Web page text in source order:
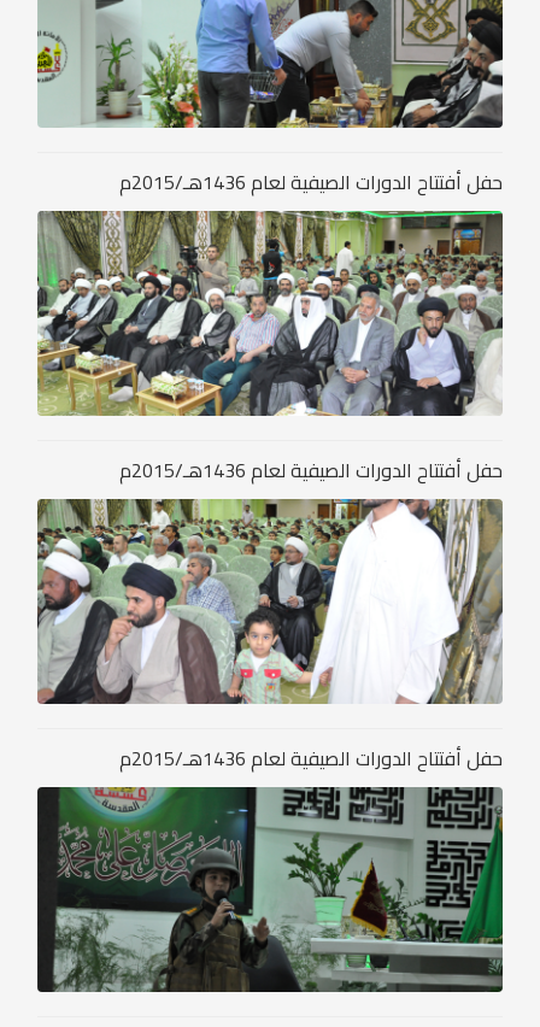
حفل أفتتاح الدورات الصيفية لعام 1436هـ/2015م
حفل أفتتاح الدورات الصيفية لعام 1436هـ/2015م
حفل أفتتاح الدورات الصيفية لعام 1436هـ/2015م